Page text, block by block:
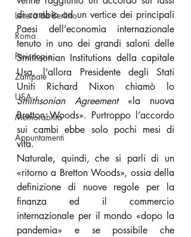
Lettera da Berlino
Roma
Periscopio
Zampate
USA
Memorabilia
Appuntamenti
di cambio ad un vertice dei principali
Paesi dell’economia internazionale
tenuto in uno dei grandi saloni delle
Smithsonian Institutions della capitale
Usa, l’allora Presidente degli Stati
Smithsonian Agreement «la nuova
Bretton Woods». Purtroppo l’accordo
sui cambi ebbe solo pochi mesi di
vita.
Naturale, quindi, che si parli di un
«ritorno a Bretton Woods», ossia della
definizione di nuove regole per la
finanza ed il commercio
internazionale per il mondo «dopo la
pandemia» e se possibile che